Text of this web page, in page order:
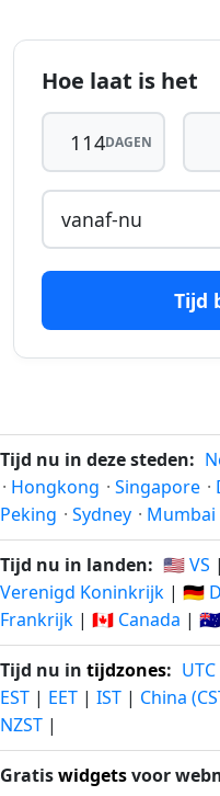
2026
geleden
20-04-
111
dagen
geleden
dagen
geleden
18-04-
geleden
2026
114
dagen
geleden
16-04-
2026
115
dagen
15-04-
2026
116
geleden
Hoe laat is het
DAGEN
Tijd
Tijd nu in deze steden:
· Hongkong · Singapore ·
Peking · Sydney · Mumbai
Tijd nu in landen: 🇺🇸 VS |
Verenigd Koninkrijk | 🇩🇪
Frankrijk | 🇨🇦 Canada |
Tijd nu in tijdzones: UTC
EST | EET | IST | China
NZST |
Gratiswidgetsvoor